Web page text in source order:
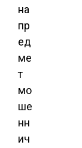
на
пр
ед
ме
т
мо
ше
нн
ич